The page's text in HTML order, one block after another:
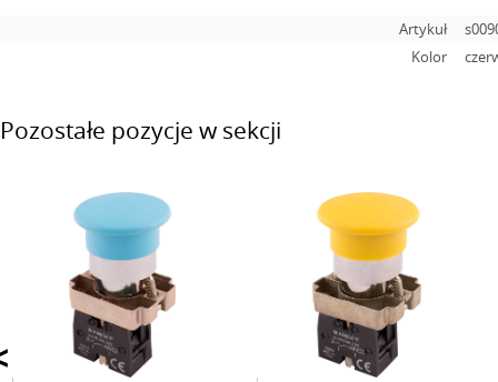
Artykuł
Kolor
Pozostałe pozycje w sekcji